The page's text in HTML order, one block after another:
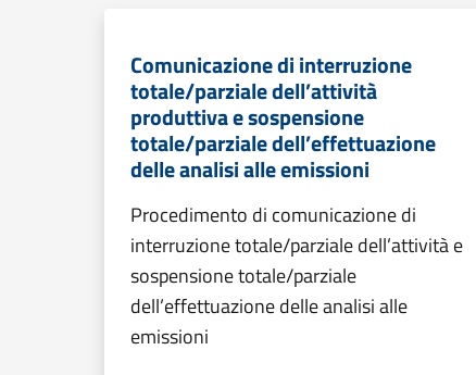
Comunicazione di interruzione
totale/parziale dell’attività
produttiva e sospensione
totale/parziale dell’effettuazione
delle analisi alle emissioni
Procedimento di comunicazione di
interruzione totale/parziale dell’attività e
sospensione totale/parziale
dell’effettuazione delle analisi alle
emissioni